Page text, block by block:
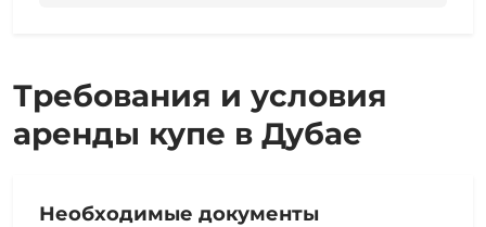
Требования и условия
аренды купе в Дубае
Необходимые документы